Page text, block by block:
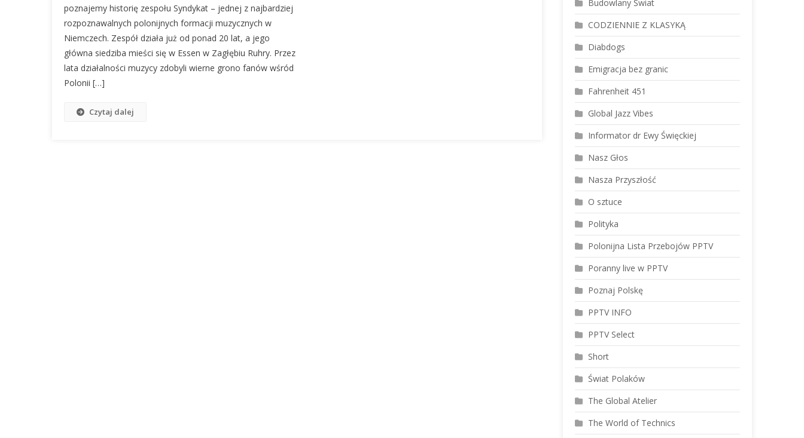
Lat
Polskiego
W
Niemczech!
poznajemy historię zespołu Syndykat – jednej z najbardziej
rozpoznawalnych polonijnych formacji muzycznych w
Niemczech. Zespół działa już od ponad 20 lat, a jego
główna siedziba mieści się w Essen w Zagłębiu Ruhry. Przez
lata działalności muzycy zdobyli wierne grono fanów wśród
Polonii […]
Czytaj dalej
Budowlany Świat
CODZIENNIE Z KLASYKĄ
Diabdogs
Emigracja bez granic
Fahrenheit 451
Global Jazz Vibes
Informator dr Ewy Święckiej
Nasz Głos
Nasza Przyszłość
O sztuce
Polityka
Polonijna Lista Przebojów PPTV
Poranny live w PPTV
Poznaj Polskę
PPTV INFO
PPTV Select
Short
Świat Polaków
The Global Atelier
The World of Technics